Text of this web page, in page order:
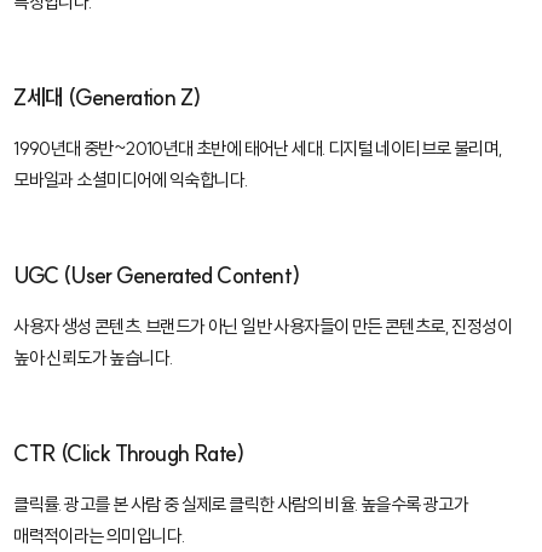
Z세대 (Generation Z)
1990년대 중반~2010년대 초반에 태어난 세대. 디지털 네이티브로 불리며,
모바일과 소셜미디어에 익숙합니다.
UGC (User Generated Content)
사용자 생성 콘텐츠. 브랜드가 아닌 일반 사용자들이 만든 콘텐츠로, 진정성이
높아 신뢰도가 높습니다.
CTR (Click Through Rate)
클릭률. 광고를 본 사람 중 실제로 클릭한 사람의 비율. 높을수록 광고가
매력적이라는 의미입니다.